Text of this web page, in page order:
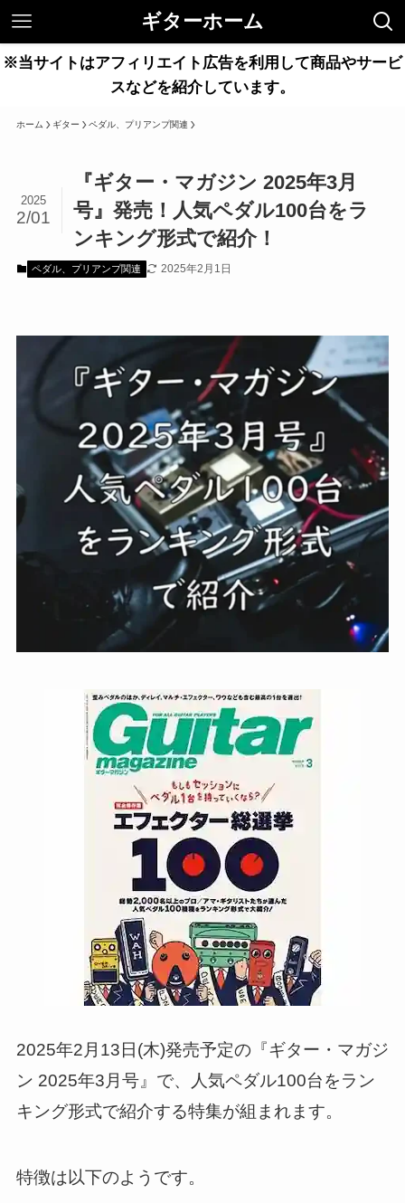
ギターホーム
※当サイトはアフィリエイト広告を利用して商品やサービ
スなどを紹介しています。
ホーム ギター ペダル、プリアンプ関連
『ギター・マガジン 2025年3月
号』発売！人気ペダル100台をラ
ンキング形式で紹介！
2025
2/01
ペダル、プリアンプ関連 2025年2月1日
2025年2月13日(木)発売予定の『ギター・マガジ
ン 2025年3月号』で、人気ペダル100台をラン
キング形式で紹介する特集が組まれます。
特徴は以下のようです。